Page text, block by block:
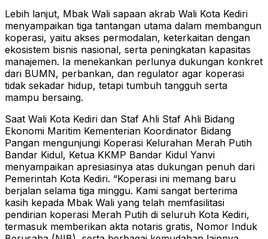
Lebih lanjut, Mbak Wali sapaan akrab Wali Kota Kediri
menyampaikan tiga tantangan utama dalam membangun
koperasi, yaitu akses permodalan, keterkaitan dengan
ekosistem bisnis nasional, serta peningkatan kapasitas
manajemen. Ia menekankan perlunya dukungan konkret
dari BUMN, perbankan, dan regulator agar koperasi
tidak sekadar hidup, tetapi tumbuh tangguh serta
mampu bersaing.
Saat Wali Kota Kediri dan Staf Ahli Staf Ahli Bidang
Ekonomi Maritim Kementerian Koordinator Bidang
Pangan mengunjungi Koperasi Kelurahan Merah Putih
Bandar Kidul, Ketua KKMP Bandar Kidul Yanvi
menyampaikan apresiasinya atas dukungan penuh dari
Pemerintah Kota Kediri. “Koperasi ini memang baru
berjalan selama tiga minggu. Kami sangat berterima
kasih kepada Mbak Wali yang telah memfasilitasi
pendirian koperasi Merah Putih di seluruh Kota Kediri,
termasuk memberikan akta notaris gratis, Nomor Induk